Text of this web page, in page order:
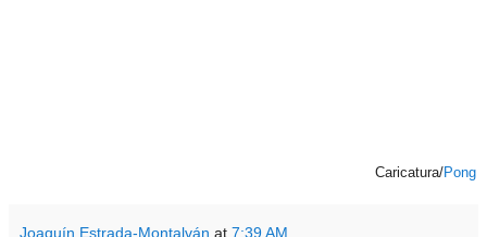
Caricatura/Pong
Joaquín Estrada-Montalván at 7:39 AM